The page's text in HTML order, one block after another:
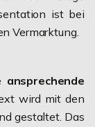
ist bei
Vermarktung.
ansprechende
wird mit den
gestaltet. Das